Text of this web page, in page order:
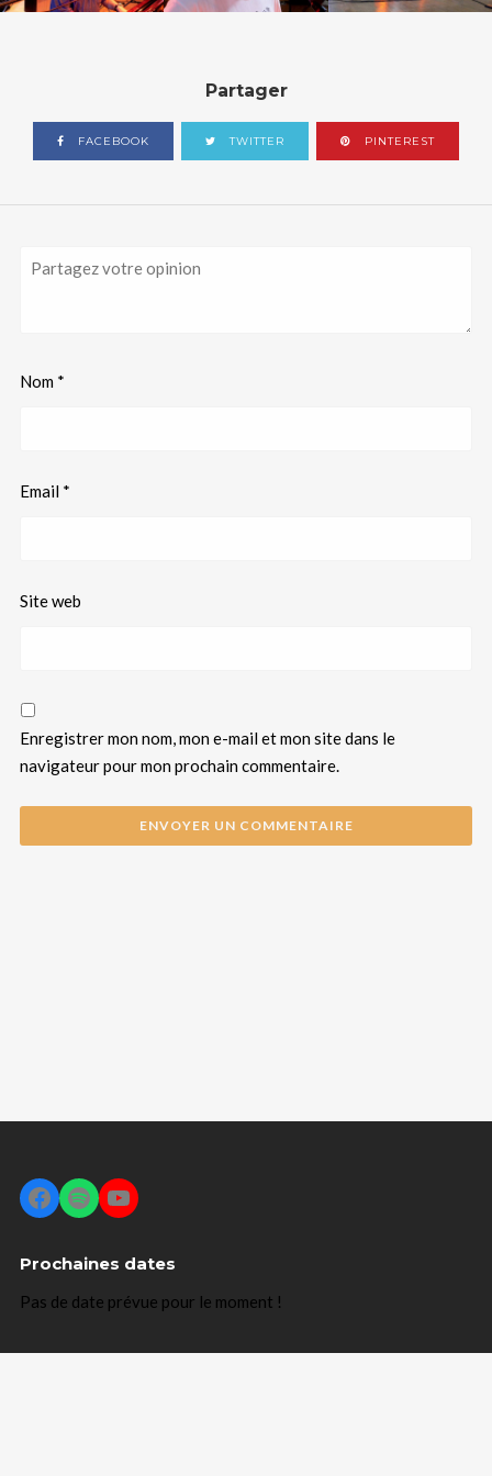
Partager
FACEBOOK TWITTER PINTEREST
Nom *
Email *
Site web
Enregistrer mon nom, mon e-mail et mon site dans le
navigateur pour mon prochain commentaire.
Facebook
SpotifyYouTube
Prochaines dates
Pas de date prévue pour le moment !